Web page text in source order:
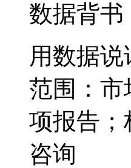
数据背书
用数据
范围：市
项报告；
咨询